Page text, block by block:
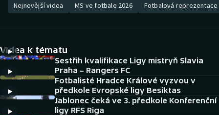
Atletika
DALŠÍ SPORTY
Americký fotbal
Baseball a softbal
NEPŘEHLÉDNĚTE
Nejnovější videa MS ve fotbale 2026 Fotbalová reprezentace
Videa k tématu
Sestřih kvalifikace Ligy mistryň Slavia
Praha – Rangers FC
Fotbalisté Hradce Králové vyzvou v
předkole Evropské ligy Besiktas
Jablonec čeká ve 3. předkole Konferenční
ligy RFS Riga